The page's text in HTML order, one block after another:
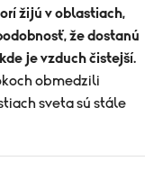
žijú v oblastiach,
že dostanú
je vzduch čistejší.
obmedzili
sveta sú stále